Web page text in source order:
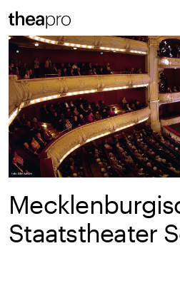
Staatstheater